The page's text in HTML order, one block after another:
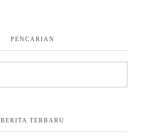
PENCARIAN
BERITA TERBARU